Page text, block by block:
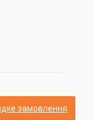
замовлення